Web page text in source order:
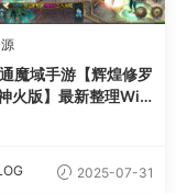
魔域手游【辉煌修罗
火版】最新整理Win
2025-07-31